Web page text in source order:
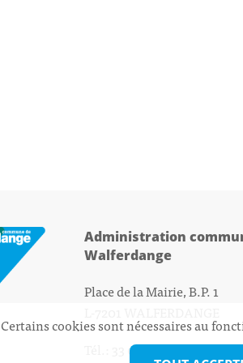
Administration
Walferdange
Place de la Mairie, B.P. 1
Tél.: 33 01 44 - 1
Certains cookies sont nécessaires au